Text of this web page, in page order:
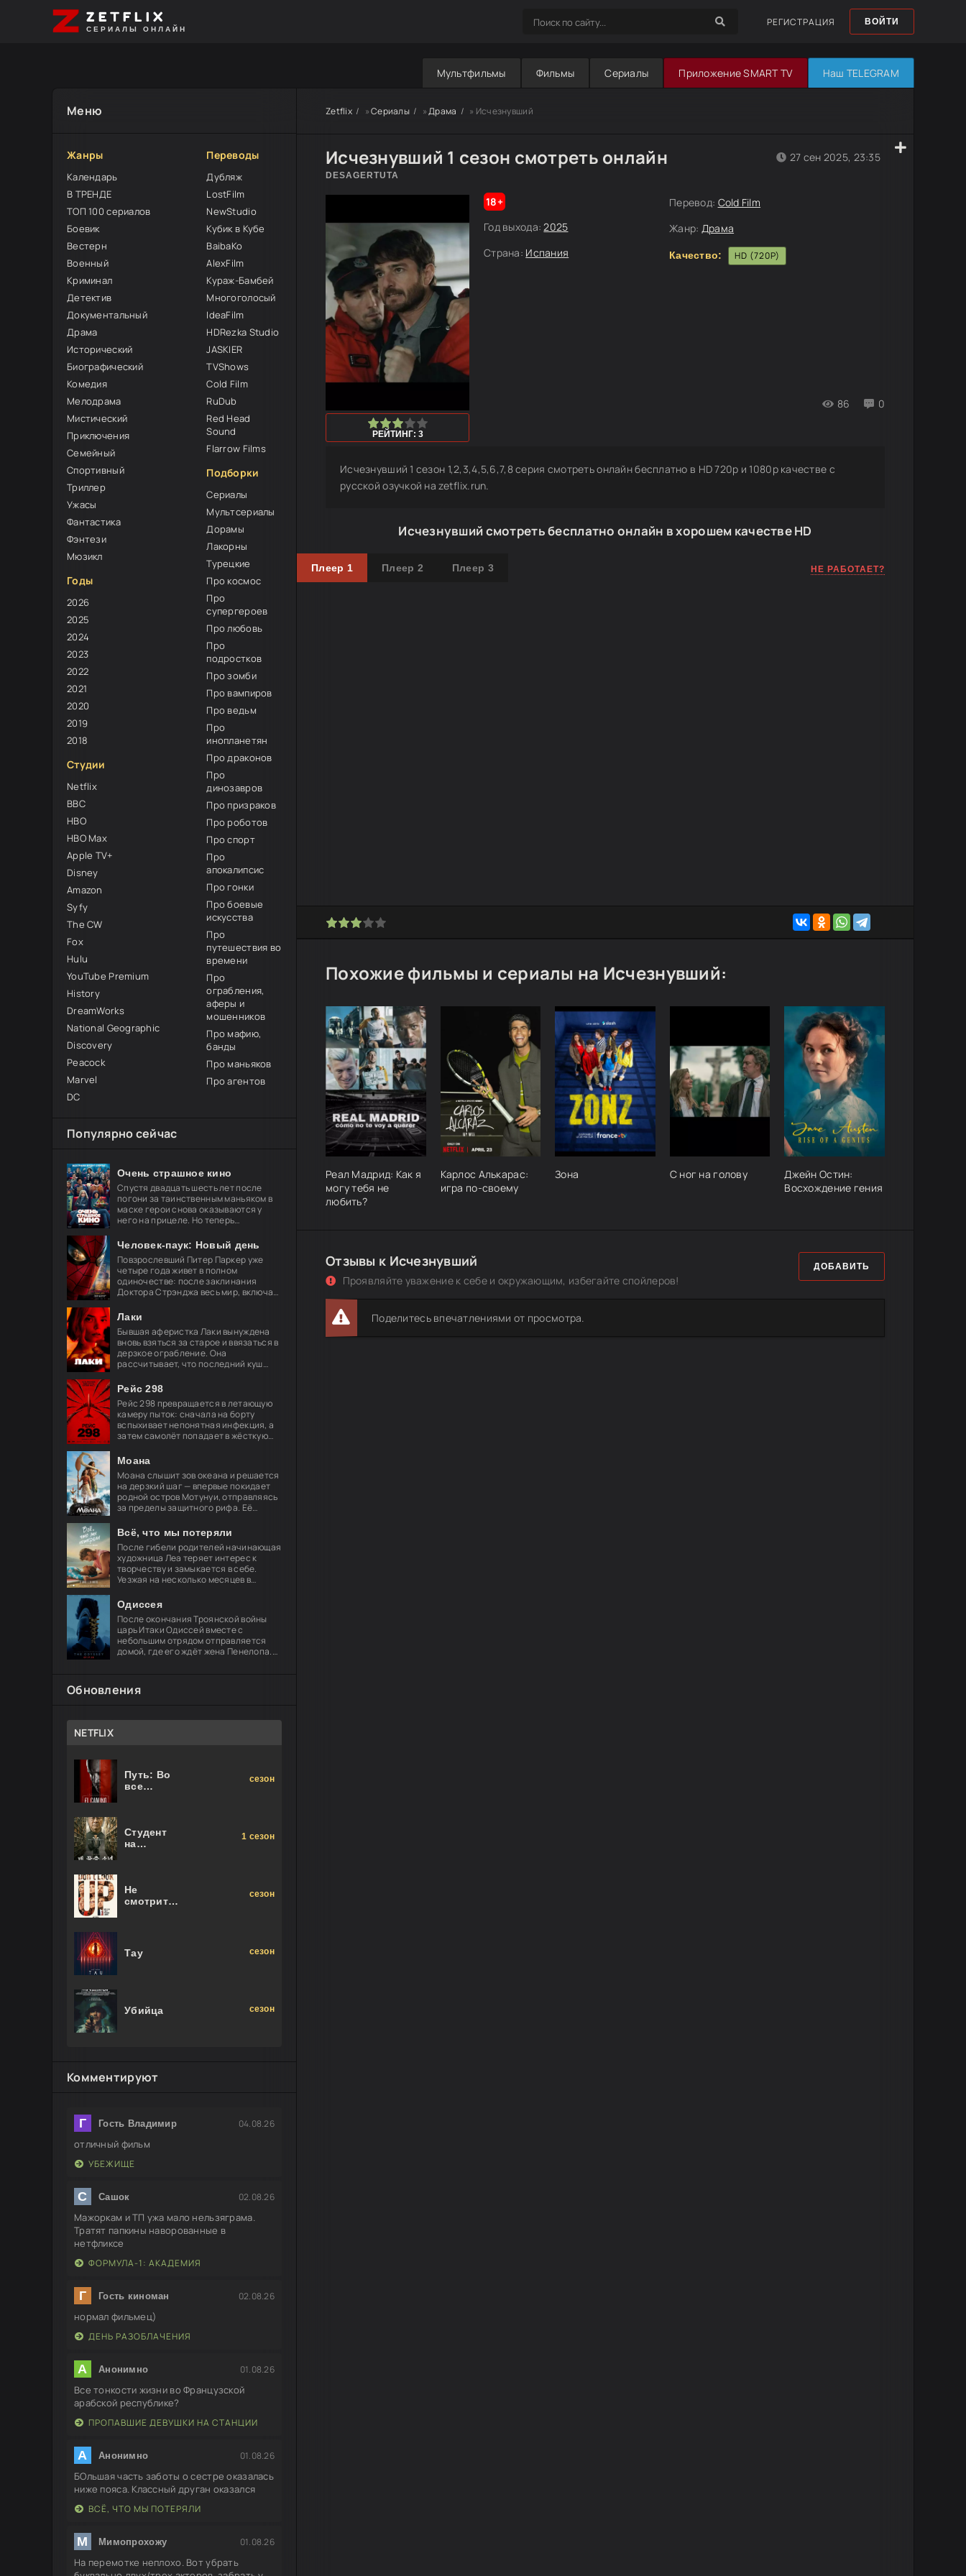
ZETFLIX
СЕРИАЛЫ ОНЛАЙН
РЕГИСТРАЦИЯ ВОЙТИ
Мультфильмы Фильмы Сериалы Приложение SMART TV Наш TELEGRAM
Меню
Жанры
Календарь
В ТРЕНДЕ
ТОП 100 сериалов
Боевик
Вестерн
Военный
Криминал
Детектив
Документальный
Драма
Исторический
Биографический
Комедия
Мелодрама
Мистический
Приключения
Семейный
Спортивный
Триллер
Ужасы
Фантастика
Фэнтези
Мюзикл
Годы
2026
2025
2024
2023
2022
2021
2020
2019
2018
Студии
Netflix
BBC
HBO
HBO Max
Apple TV+
Disney
Amazon
Syfy
The CW
Fox
Hulu
YouTube Premium
History
DreamWorks
National Geographic
Discovery
Peacock
Marvel
DC
Переводы
Дубляж
LostFilm
NewStudio
Кубик в Кубе
BaibaKo
AlexFilm
Кураж-Бамбей
Многоголосый
IdeaFilm
HDRezka Studio
JASKIER
TVShows
Cold Film
RuDub
Red Head
Sound
Flarrow Films
Подборки
Сериалы
Мультсериалы
Дорамы
Лакорны
Турецкие
Про космос
Про
супергероев
Про любовь
Про
подростков
Про зомби
Про вампиров
Про ведьм
Про
инопланетян
Про драконов
Про
динозавров
Про призраков
Про роботов
Про спорт
Про
апокалипсис
Про гонки
Про боевые
искусства
Про
путешествия во
времени
Про
ограбления,
аферы и
мошенников
Про мафию,
банды
Про маньяков
Про агентов
Популярно сейчас
Очень страшное кино
Спустя двадцать шесть лет после
погони за таинственным маньяком в
маске герои снова оказываются у
него на прицеле. Но теперь
работают, и вырваться из нового
кошмара
Человек-паук: Новый день
Повзрослевший Питер Паркер уже
четыре года живет в полном
одиночестве: после заклинания
Доктора Стрэнджа весь мир, включая
Он целиком посвящает себя защите
Лаки
Бывшая аферистка Лаки вынуждена
вновь взяться за старое и ввязаться в
дерзкое ограбление. Она
рассчитывает, что последний куш
навсегда порвать с преступным
миром, но план
Рейс 298
Рейс 298 превращается в летающую
камеру пыток: сначала на борту
вспыхивает непонятная инфекция, а
затем самолёт попадает в жёсткую
странные огни — и это только
Моана
Моана слышит зов океана и решается
на дерзкий шаг — впервые покидает
родной остров Мотунуи, отправляясь
за пределы защитного рифа. Её
Мауи, чья слава гремит по всем
Всё, что мы потеряли
После гибели родителей начинающая
художница Леа теряет интерес к
творчеству и замыкается в себе.
Уезжая на несколько месяцев в
друга Акселя позаботиться о
девушке.
Одиссея
После окончания Троянской войны
царь Итаки Одиссей вместе с
небольшим отрядом отправляется
домой, где его ждёт жена Пенелопа.
Обновления
NETFLIX
Путь: Во
все
сезон
Студент
на
1 сезон
Не
смотрите
сезон
Тау сезон
Убийца сезон
Комментируют
Г Гость Владимир 04.08.26
отличный фильм
УБЕЖИЩЕ
С Сашок 02.08.26
Мажоркам и ТП ужа мало нельзяграма.
Тратят папкины наворованные в
нетфликсе
ФОРМУЛА-1: АКАДЕМИЯ
Г Гость киноман 02.08.26
нормал фильмец)
ДЕНЬ РАЗОБЛАЧЕНИЯ
А Анонимно 01.08.26
Все тонкости жизни во Французской
арабской республике?
ПРОПАВШИЕ ДЕВУШКИ НА СТАНЦИИ
А Анонимно 01.08.26
БОльшая часть заботы о сестре оказалась
ниже пояса. Классный друган оказался
ВСЁ, ЧТО МЫ ПОТЕРЯЛИ
М Мимопрохожу 01.08.26
На перемотке неплохо. Вот убрать
Zetflix »Сериалы »Драма » Исчезнувший
Исчезнувший 1 сезон смотреть онлайн
DESAGERTUTA
4
5
РЕЙТИНГ: 3
18+
Год выхода: 2025
Страна: Испания
86 0
27 сен 2025, 23:35
Перевод: Cold Film
Жанр: Драма
Качество: HD (720P)
Исчезнувший 1 сезон 1,2,3,4,5,6,7,8 серия смотреть онлайн бесплатно в HD 720p и 1080p качестве с
русской озучкой на zetflix.run.
Исчезнувший смотреть бесплатно онлайн в хорошем качестве HD
Плеер 1 Плеер 2 Плеер 3 НЕ РАБОТАЕТ?
Похожие фильмы и сериалы на Исчезнувший:
Реал Мадрид: Как я
могу тебя не
любить?
Карлос Алькарас:
игра по-своему
Зона С ног на голову
Джейн Остин:
Восхождение гения
Отзывы к Исчезнувший
Проявляйте уважение к себе и окружающим, избегайте спойлеров!
ДОБАВИТЬ
Поделитесь впечатлениями от просмотра.